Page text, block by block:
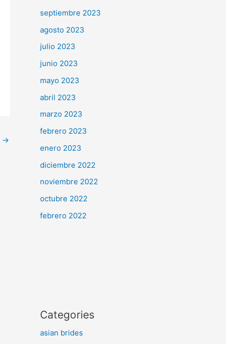
→
septiembre 2023
agosto 2023
julio 2023
junio 2023
mayo 2023
abril 2023
marzo 2023
febrero 2023
enero 2023
diciembre 2022
noviembre 2022
octubre 2022
febrero 2022
Categories
asian brides